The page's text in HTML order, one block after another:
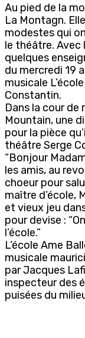
Au pied de la
La Montagn.
modestes qui
le théâtre. Avec
quelques
du mercredi 19
musicale
Constantin.
Dans la cour de
Mountain, une
pour la pièce
théâtre Serge
“Bonjour
les amis, au
choeur pour
maître d’école,
et vieux jeu
pour devise :
l’école.”
L’école Ame
musicale
par Jacques
inspecteur des
puisées du